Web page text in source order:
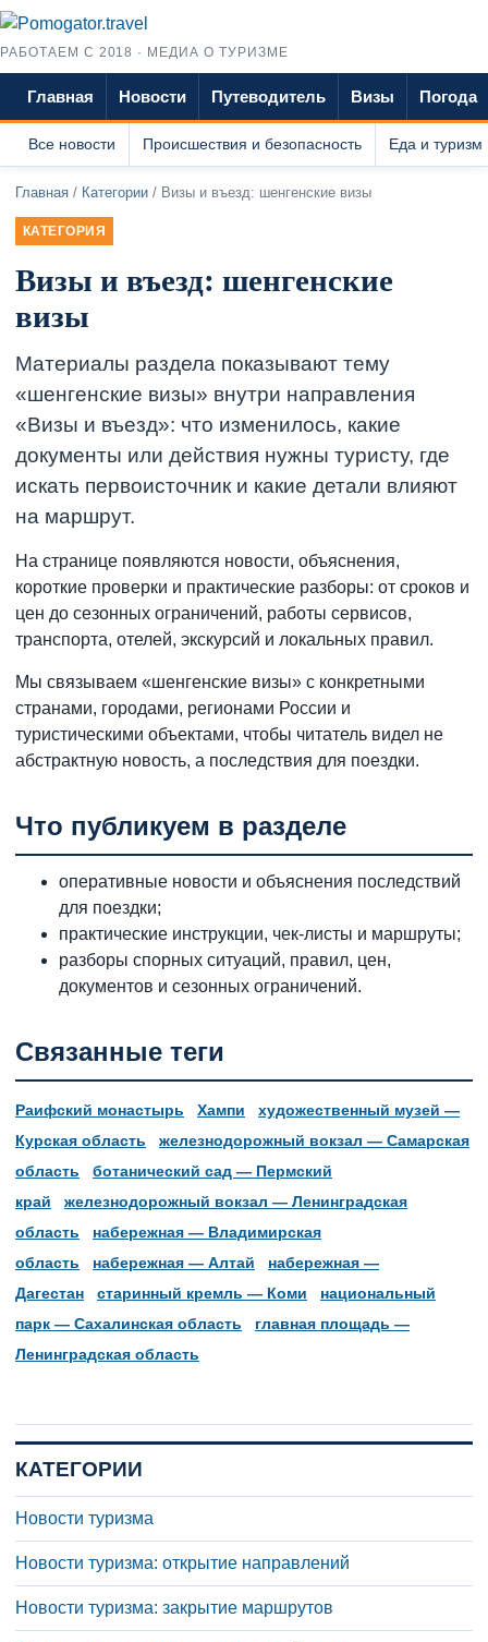
РАБОТАЕМ С 2018 · МЕДИА О ТУРИЗМЕ
Главная Новости Путеводитель Визы Погода
Все новости Происшествия и безопасность Еда и туризм
Главная / Категории / Визы и въезд: шенгенские визы
КАТЕГОРИЯ
Визы и въезд: шенгенские
визы
Материалы раздела показывают тему
«шенгенские визы» внутри направления
«Визы и въезд»: что изменилось, какие
документы или действия нужны туристу, где
искать первоисточник и какие детали влияют
на маршрут.
На странице появляются новости, объяснения,
короткие проверки и практические разборы: от сроков и
цен до сезонных ограничений, работы сервисов,
транспорта, отелей, экскурсий и локальных правил.
Мы связываем «шенгенские визы» с конкретными
странами, городами, регионами России и
туристическими объектами, чтобы читатель видел не
абстрактную новость, а последствия для поездки.
Что публикуем в разделе
оперативные новости и объяснения последствий
для поездки;
практические инструкции, чек-листы и маршруты;
разборы спорных ситуаций, правил, цен,
документов и сезонных ограничений.
Связанные теги
Раифский монастырь Хампи
художественный музей —
Курская область
железнодорожный вокзал — Самарская
область
ботанический сад — Пермский
край
железнодорожный вокзал — Ленинградская
область
набережная — Владимирская
область
набережная — Алтай
набережная —
Дагестан
старинный кремль — Коми
национальный
парк — Сахалинская область
главная площадь —
Ленинградская область
КАТЕГОРИИ
Новости туризма
Новости туризма: открытие направлений
Новости туризма: закрытие маршрутов